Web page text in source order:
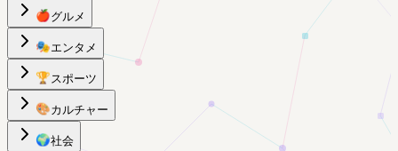
🍎グルメ
🎭エンタメ
🏆スポーツ
🎨カルチャー
🌍社会